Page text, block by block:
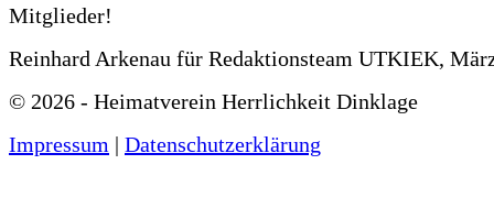
Mitglieder!
Reinhard Arkenau für Redaktionsteam UTKIEK,
© 2026 - Heimatverein Herrlichkeit Dinklage
Impressum | Datenschutzerklärung